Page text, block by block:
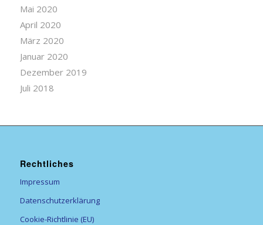
Mai 2020
April 2020
März 2020
Januar 2020
Dezember 2019
Juli 2018
Rechtliches
Impressum
Datenschutzerklärung
Cookie-Richtlinie (EU)